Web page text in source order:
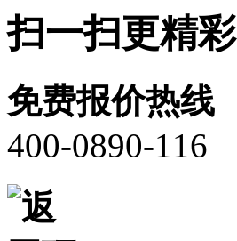
扫一扫更精彩
免费报价热线
400-0890-116